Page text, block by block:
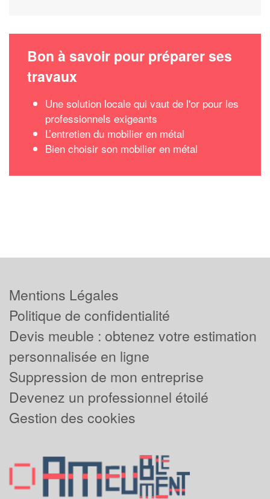
Bon à savoir pour préparer ses
travaux
Une solution locale qui vaut de l'or pour les
professionnels exigeants
L’entretien du mobilier en métal
Bien choisir son mobilier en métal
Mentions Légales
Politique de confidentialité
Devis meuble : obtenez votre estimation
personnalisée en ligne
Suppression de mon entreprise
Devenez un professionnel étoilé
Gestion des cookies